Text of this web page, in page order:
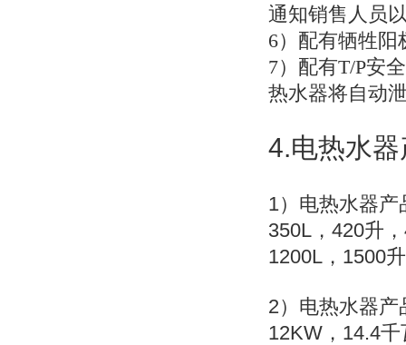
通知销售人员
6）配有牺牲
7）配有T/P安
热水器将自动
4.电热水
1）电热水器产
350L ， 420升 ，
1200L ， 1500升
2）电热水器产
12KW ， 14.4千